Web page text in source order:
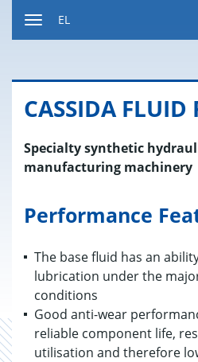
EL
CASSIDA FLUID
Specialty synthetic
manufacturing machinery
Performance
The base fluid has an
lubrication under the
conditions
Good anti-wear
reliable component life,
utilisation and therefore